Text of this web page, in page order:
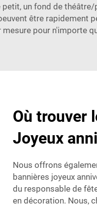
un fond de
être rapidement
pour n'importe
Où trouver
Joyeux
Nous offrons
bannières joyeux
du responsable de
en décoration. Nous,